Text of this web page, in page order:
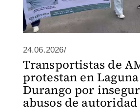
24.06.2026/
Transportistas de
protestan en
Durango por
abusos de autoridad